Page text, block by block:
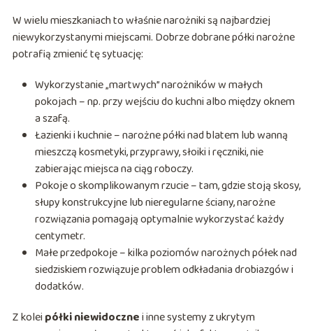
W wielu mieszkaniach to właśnie narożniki są najbardziej
niewykorzystanymi miejscami. Dobrze dobrane półki narożne
potrafią zmienić tę sytuację:
Wykorzystanie „martwych” narożników w małych
pokojach – np. przy wejściu do kuchni albo między oknem
a szafą.
Łazienki i kuchnie – narożne półki nad blatem lub wanną
mieszczą kosmetyki, przyprawy, słoiki i ręczniki, nie
zabierając miejsca na ciąg roboczy.
Pokoje o skomplikowanym rzucie – tam, gdzie stoją skosy,
słupy konstrukcyjne lub nieregularne ściany, narożne
rozwiązania pomagają optymalnie wykorzystać każdy
centymetr.
Małe przedpokoje – kilka poziomów narożnych półek nad
siedziskiem rozwiązuje problem odkładania drobiazgów i
dodatków.
Z kolei półki niewidocznei inne systemy z ukrytym